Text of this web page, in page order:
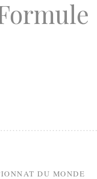
DU MONDE